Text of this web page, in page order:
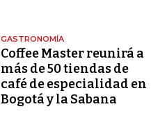
GASTRONOMÍA
Coffee Master reunirá a
más de 50 tiendas de
café de especialidad en
Bogotá y la Sabana